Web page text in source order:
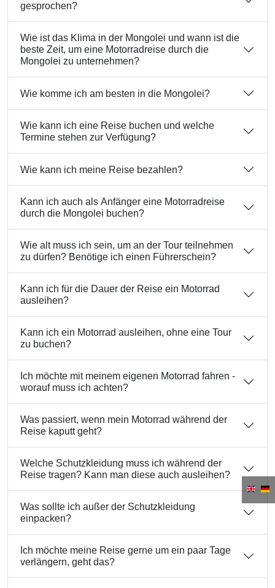
gesprochen?
Wie ist das Klima in der Mongolei und wann ist die
beste Zeit, um eine Motorradreise durch die
Mongolei zu unternehmen?
Wie komme ich am besten in die Mongolei?
Wie kann ich eine Reise buchen und welche
Termine stehen zur Verfügung?
Wie kann ich meine Reise bezahlen?
Kann ich auch als Anfänger eine Motorradreise
durch die Mongolei buchen?
Wie alt muss ich sein, um an der Tour teilnehmen
zu dürfen? Benötige ich einen Führerschein?
Kann ich für die Dauer der Reise ein Motorrad
ausleihen?
Kann ich ein Motorrad ausleihen, ohne eine Tour
zu buchen?
Ich möchte mit meinem eigenen Motorrad fahren -
worauf muss ich achten?
Was passiert, wenn mein Motorrad während der
Reise kaputt geht?
Welche Schutzkleidung muss ich während der
Reise tragen? Kann man diese auch ausleihen?
Was sollte ich außer der Schutzkleidung
einpacken?
Ich möchte meine Reise gerne um ein paar Tage
verlängern, geht das?